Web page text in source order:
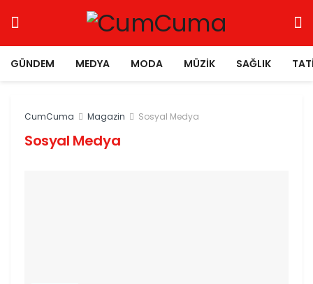
GÜNDEM MEDYA MODA MÜZIK SAĞLIK
CumCuma Magazin Sosyal Medya
Sosyal Medya